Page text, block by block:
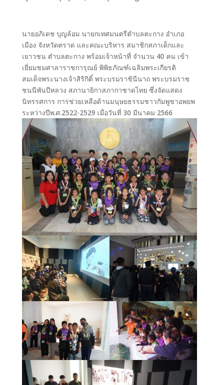
นายอภิเดช บุญล้อม นายกเทศมนตรีตำบลตะกาง อำเภอ
เมือง จังหวัดตราด และคณะบริหาร สมาชิกสภาเด็กและ
เยาวชน ตำบลตะกาง พร้อมเจ้าหน้าที่ จำนวน 40 คน เข้า
เยี่ยมชมศาลาราชการุณย์ พิพิธภัณฑ์เฉลิมพระเกียรติ
สมเด็จพระนางเจ้าสิริกิติ์ พระบรมราชินีนาถ พระบรมราช
ชนนีพันปีหลวง สภานายิกาสภากาชาดไทย ซึ่งจัดแสดง
นิทรรศการ การช่วยเหลือด้านมนุษยธรรมชาวกัมพูชาอพยพ
ระหว่างปีพ.ศ.2522-2529 เมื่อวันที่ 30 มีนาคม 2566